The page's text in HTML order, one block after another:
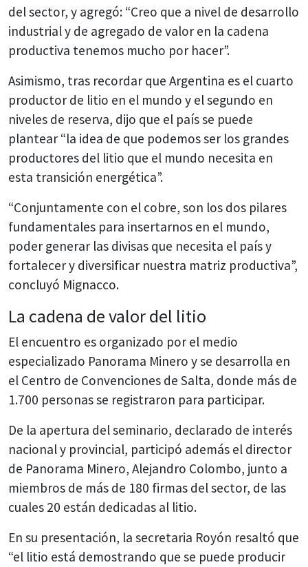
del sector, y agregó: “Creo que a nivel de desarrollo
industrial y de agregado de valor en la cadena
productiva tenemos mucho por hacer”.
Asimismo, tras recordar que Argentina es el cuarto
productor de litio en el mundo y el segundo en
niveles de reserva, dijo que el país se puede
plantear “la idea de que podemos ser los grandes
productores del litio que el mundo necesita en
esta transición energética”.
“Conjuntamente con el cobre, son los dos pilares
fundamentales para insertarnos en el mundo,
poder generar las divisas que necesita el país y
fortalecer y diversificar nuestra matriz productiva”,
concluyó Mignacco.
La cadena de valor del litio
El encuentro es organizado por el medio
especializado Panorama Minero y se desarrolla en
el Centro de Convenciones de Salta, donde más de
1.700 personas se registraron para participar.
De la apertura del seminario, declarado de interés
nacional y provincial, participó además el director
de Panorama Minero, Alejandro Colombo, junto a
miembros de más de 180 firmas del sector, de las
cuales 20 están dedicadas al litio.
En su presentación, la secretaria Royón resaltó que
“el litio está demostrando que se puede producir